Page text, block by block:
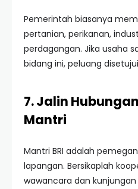
Pemerintah biasanya
pertanian, perikanan,
perdagangan. Jika usaha
bidang ini, peluang
7. Jalin
Mantri
Mantri BRI adalah
lapangan. Bersikaplah
wawancara dan